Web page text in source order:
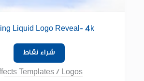
Liquid Logo Reveal- 4k
شراء نقاط
Templates / Logos